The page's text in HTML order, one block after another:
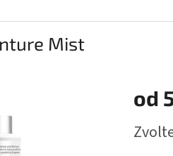
Mist
od
cena: